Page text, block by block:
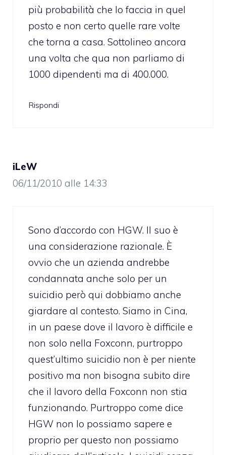
più probabilità che lo faccia in quel
posto e non certo quelle rare volte
che torna a casa. Sottolineo ancora
una volta che qua non parliamo di
1000 dipendenti ma di 400.000.
Rispondi
iLeW
06/11/2010 alle 14:33
Sono d’accordo con HGW. Il suo è
una considerazione razionale. È
ovvio che un azienda andrebbe
condannata anche solo per un
suicidio però qui dobbiamo anche
giardare al contesto. Siamo in Cina,
in un paese dove il lavoro è difficile e
non solo nella Foxconn, purtroppo
quest’ultimo suicidio non è per niente
positivo ma non bisogna subito dire
che il lavoro della Foxconn non stia
funzionando. Purtroppo come dice
HGW non lo possiamo sapere e
proprio per questo non possiamo